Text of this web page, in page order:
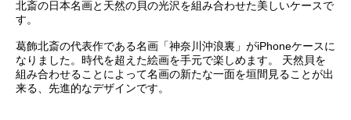
北斎の日本名画と天然の貝の光沢を組み合わせた美しいケースで
す。
葛飾北斎の代表作である名画「神奈川沖浪裏」がiPhoneケースに
なりました。時代を超えた絵画を手元で楽しめます。 天然貝を
組み合わせることによって名画の新たな一面を垣間見ることが出
来る、先進的なデザインです。